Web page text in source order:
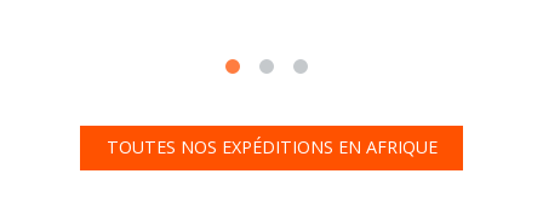
TOUTES NOS EXPÉDITIONS EN AFRIQUE